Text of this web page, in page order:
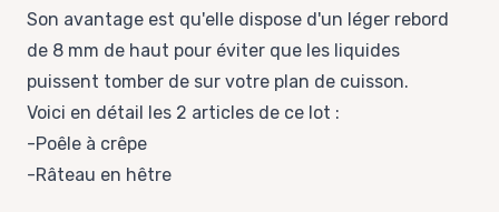
Son avantage est qu'elle dispose d'un léger rebord
de 8 mm de haut pour éviter que les liquides
puissent tomber de sur votre plan de cuisson.
Voici en détail les 2 articles de ce lot :
-Poêle à crêpe
-Râteau en hêtre